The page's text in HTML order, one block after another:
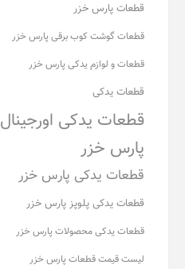
قطعات پارس خزر
قطعات گوشت کوب برقی پارس خزر
قطعات و لوازم یدکی پارس خزر
قطعات یدکی
قطعات یدکی اورجینال
پارس خزر
قطعات یدکی پارس خزر
قطعات یدکی پلوپز پارس خزر
قطعات یدکی محصولات پارس خزر
لیست قیمت قطعات پارس خزر